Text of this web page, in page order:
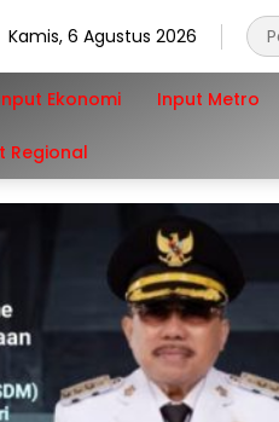
Kamis, 6 Agustus 2026
Ekonomi Input Metro
Regional